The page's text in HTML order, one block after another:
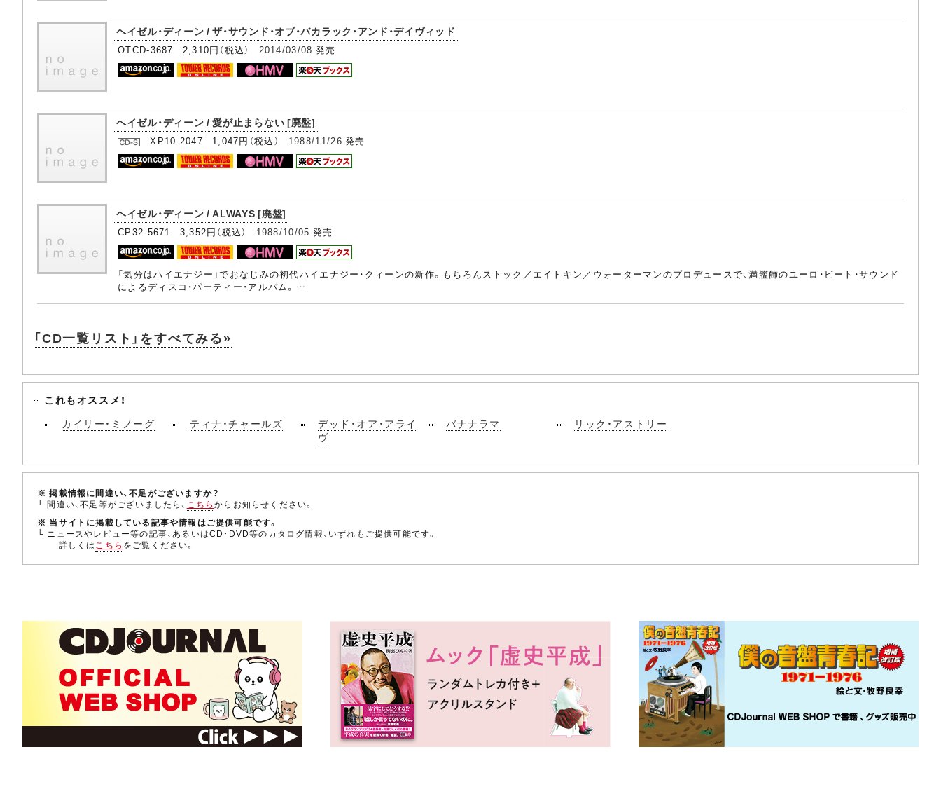
ヘイゼル・ディーン / ザ・サウンド・オブ・バカラック・アンド・デイヴィッド
OTCD-3687 2,310円（税込） 2014/03/08 発売
ヘイゼル・ディーン / 愛が止まらない [廃盤]
XP10-2047 1,047円（税込） 1988/11/26 発売
ヘイゼル・ディーン / ALWAYS [廃盤]
CP32-5671 3,352円（税込） 1988/10/05 発売
「気分はハイエナジー」でおなじみの初代ハイエナジー・クィーンの新作。もちろんストック／エイトキン／ウォーターマンのプロデュースで、満艦飾のユーロ・ビート・サウンド
によるディスコ・パーティー・アルバム。…
「CD一覧リスト」をすべてみる»
これもオススメ！
カイリー・ミノーグ
ティナ・チャールズ
デッド・オア・アライ
ヴ
バナナラマ リック・アストリー
※ 掲載情報に間違い、不足がございますか？
└ 間違い、不足等がございましたら、 こちらからお知らせください。
※ 当サイトに掲載している記事や情報はご提供可能です。
└ ニュースやレビュー等の記事、あるいはCD・DVD等のカタログ情報、いずれもご提供可能です。
詳しくはこちら をご覧ください。